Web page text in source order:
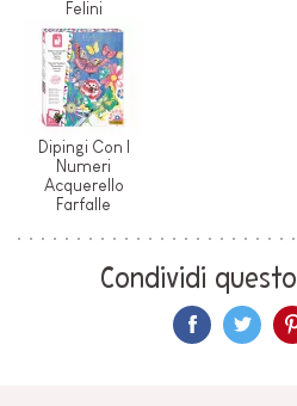
Felini
Dipingi Con I
Numeri
Acquerello
Farfalle
Condividi